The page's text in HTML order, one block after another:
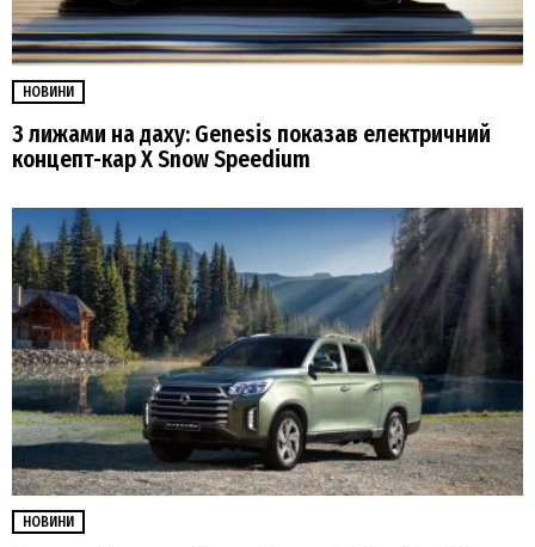
НОВИНИ
З лижами на даху: Genesis показав електричний
концепт-кар X Snow Speedium
НОВИНИ